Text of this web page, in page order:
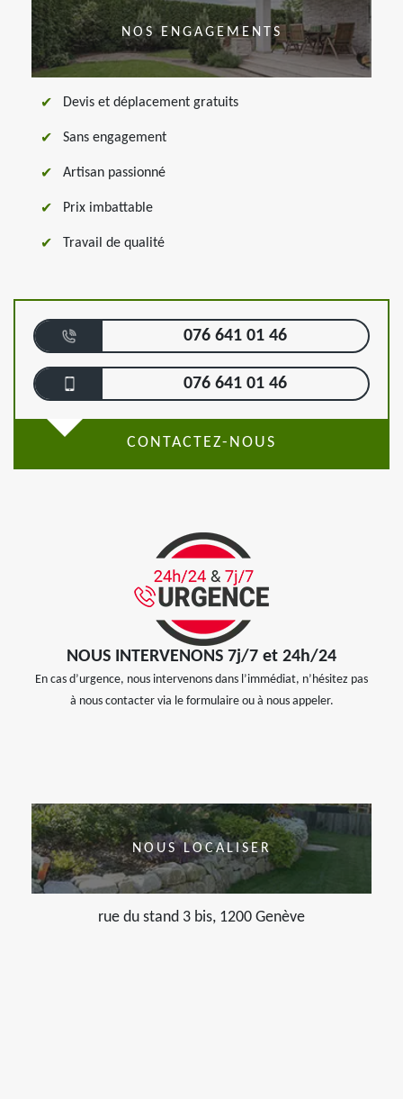
NOS ENGAGEMENTS
Devis et déplacement gratuits
Sans engagement
Artisan passionné
Prix imbattable
Travail de qualité
076 641 01 46
076 641 01 46
CONTACTEZ-NOUS
NOUS INTERVENONS 7j/7 et 24h/24
En cas d’urgence, nous intervenons dans l’immédiat, n’hésitez pas
à nous contacter via le formulaire ou à nous appeler.
NOUS LOCALISER
rue du stand 3 bis, 1200 Genève